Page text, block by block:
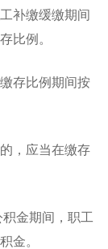
补缴缓缴期间
比例。
存比例期间按
，应当在缴存
金期间，职工
金。